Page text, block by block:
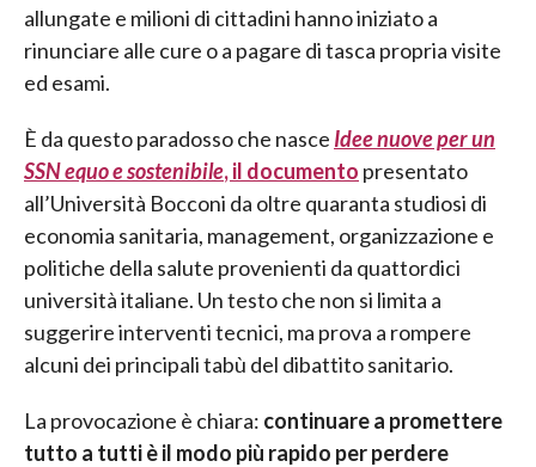
allungate e milioni di cittadini hanno iniziato a
rinunciare alle cure o a pagare di tasca propria visite
ed esami.
È da questo paradosso che nasce Idee nuove per un
SSN equo e sostenibile, il documento presentato
all’Università Bocconi da oltre quaranta studiosi di
economia sanitaria, management, organizzazione e
politiche della salute provenienti da quattordici
università italiane. Un testo che non si limita a
suggerire interventi tecnici, ma prova a rompere
alcuni dei principali tabù del dibattito sanitario.
La provocazione è chiara: continuare a promettere
tutto a tutti è il modo più rapido per perdere